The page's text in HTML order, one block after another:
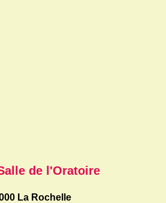
de l'Oratoire
La Rochelle